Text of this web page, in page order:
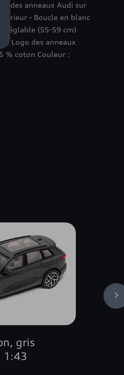
des anneaux Audi sur
- Boucle en blanc
réglable (55-59 cm)
- Logo des anneaux
% coton Couleur :
gris
1:43